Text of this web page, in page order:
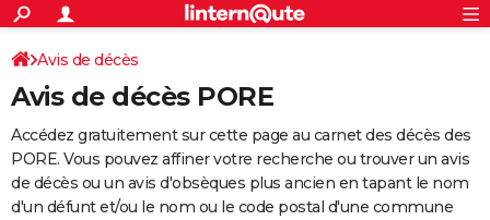
ACTUALITÉS
Politique
Société
Faits Divers
Education
Monde
Villes
+
SPORT
Coupe du monde 2026
Football
Tennis
Cyclisme
Rugby
Forum
Programme TV
TNT
Streaming
Cinéma
Sorties cinéma
Musique
+
FINANCE
Retraite
Impôts
Epargne
Immobilier
Risques naturels par ville
Banque
Assurance
Crédit
AUTO
Avis de décès
Avis de décès PORE
Accédez gratuitement sur cette page au carnet des décès des
PORE. Vous pouvez affiner votre recherche ou trouver un avis
de décès ou un avis d'obsèques plus ancien en tapant le nom
d'un défunt et/ou le nom ou le code postal d'une commune